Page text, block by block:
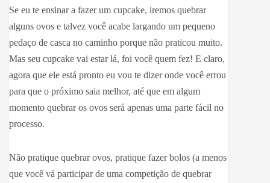
Se eu te ensinar a fazer um cupcake, iremos quebrar
alguns ovos e talvez você acabe largando um pequeno
pedaço de casca no caminho porque não praticou muito.
Mas seu cupcake vai estar lá, foi você quem fez! E claro,
agora que ele está pronto eu vou te dizer onde você errou
para que o próximo saia melhor, até que em algum
momento quebrar os ovos será apenas uma parte fácil no
processo.
Não pratique quebrar ovos, pratique fazer bolos (a menos
que você vá participar de uma competição de quebrar